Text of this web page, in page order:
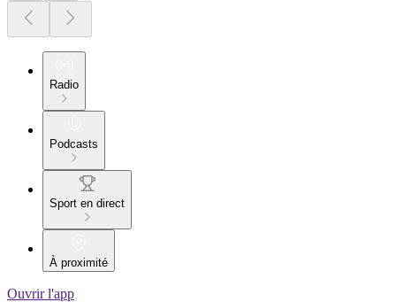
Radio
Podcasts
Sport en direct
À proximité
Ouvrir l'app